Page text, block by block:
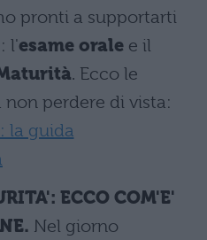
pronti a supportarti
l'esame orale e il
. Ecco le
non perdere di vista:
la guida
ECCO COM'E'
Nel giorno